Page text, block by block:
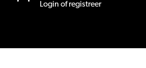
Login of registreer